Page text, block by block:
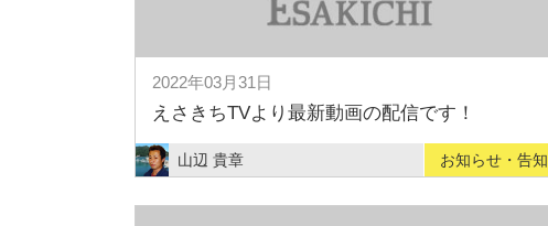
2022年03月31日
えさきちTVより最新動画の配信です！
山辺 貴章 お知らせ・告知